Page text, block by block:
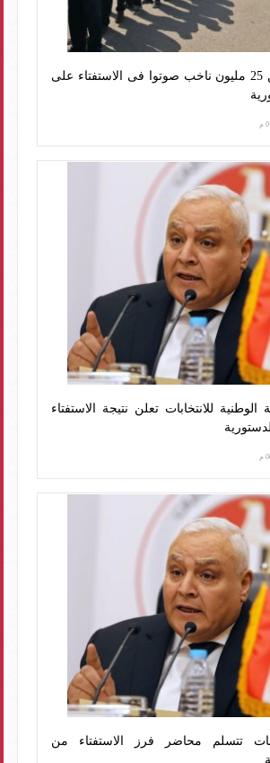
مصادر: أكثر من 25 مليون ناخب صوتوا فى الاستفتاء على
الوطنية للانتخابات تعلن نتيجة الاستفتاء
تتسلم محاضر فرز الاستفتاء من